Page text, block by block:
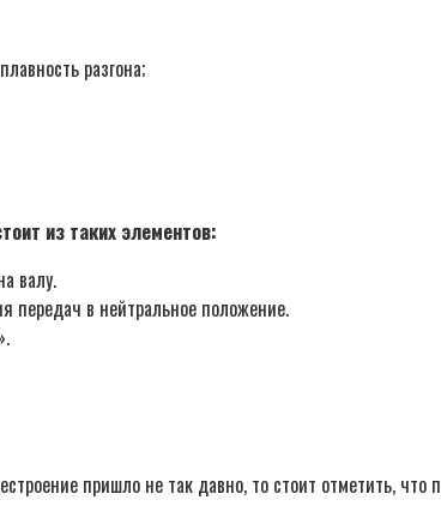
разгона;
из таких элементов:
валу.
передач в нейтральное положение.
пришло не так давно, то стоит отметить,